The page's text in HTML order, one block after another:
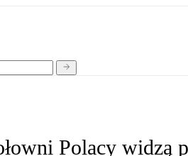
Polacy widzą